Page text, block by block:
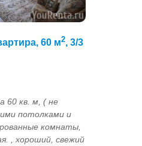
60 м2, 3/3
60 кв. м, ( не
потолками и
комнаты,
, хороший, свежий